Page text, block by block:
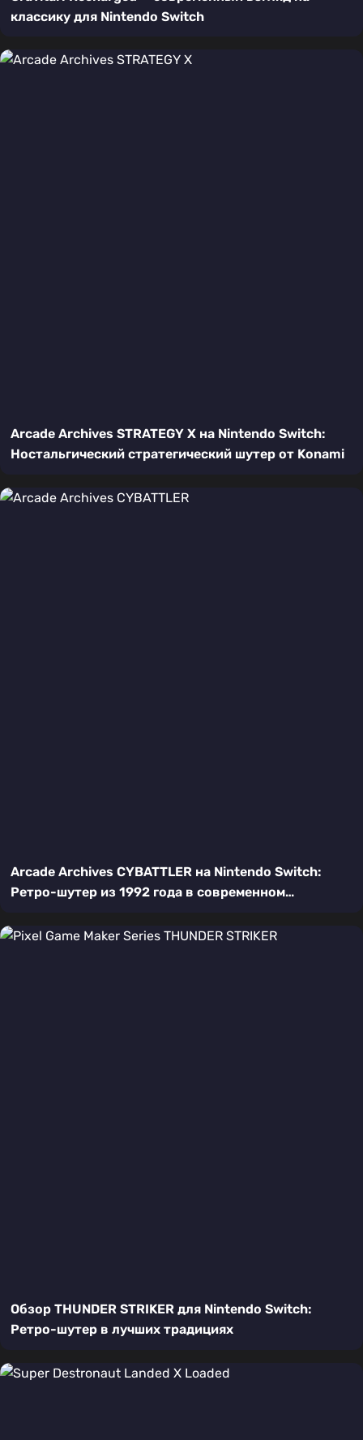
классику для Nintendo Switch
Arcade Archives STRATEGY X на Nintendo Switch:
Ностальгический стратегический шутер от Konami
Arcade Archives CYBATTLER на Nintendo Switch:
Ретро-шутер из 1992 года в современном
Обзор THUNDER STRIKER для Nintendo Switch:
Ретро-шутер в лучших традициях